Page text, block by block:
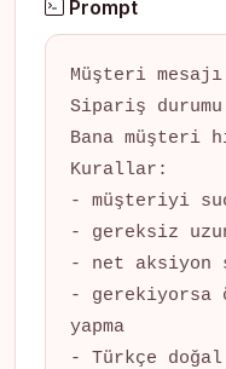
Prompt
Müşteri
Sipariş durumu:
Bana müşteri
Kurallar:
- müşteriyi
- gereksiz
- net aksiyon
- gerekiyorsa
yapma
- Türkçe